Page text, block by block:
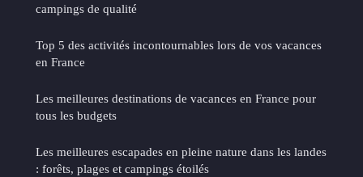
campings de qualité
Top 5 des activités incontournables lors de vos vacances
en France
Les meilleures destinations de vacances en France pour
tous les budgets
Les meilleures escapades en pleine nature dans les landes
: forêts, plages et campings étoilés